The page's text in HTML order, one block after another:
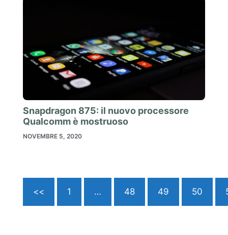
Snapdragon 875: il nuovo processore
Qualcomm è mostruoso
NOVEMBRE 5, 2020
<< 1 … 48 49 50